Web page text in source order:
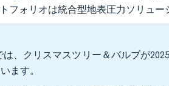
フォリオは統合型地表圧力ソリュー
、クリスマスツリー＆バルブが
ます。